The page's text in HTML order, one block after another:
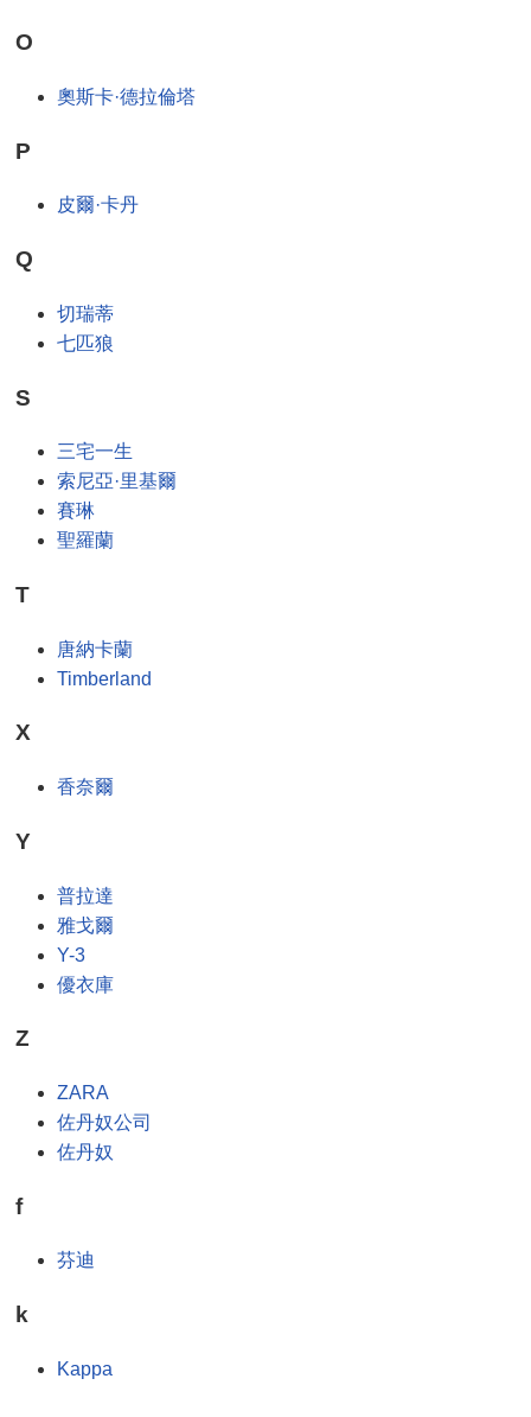
O
奧斯卡·德拉倫塔
P
皮爾·卡丹
Q
切瑞蒂
七匹狼
S
三宅一生
索尼亞·里基爾
賽琳
聖羅蘭
T
唐納卡蘭
Timberland
X
香奈爾
Y
普拉達
雅戈爾
Y-3
優衣庫
Z
ZARA
佐丹奴公司
佐丹奴
f
芬迪
k
Kappa